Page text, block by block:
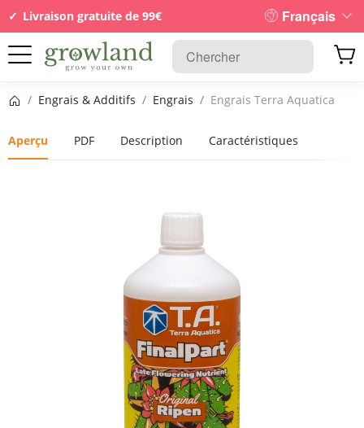
Livraison gratuite de 99€ Français
Page d’accueil
/ Engrais & Additifs / Engrais / Engrais Terra Aquatica
Aperçu PDF Description Caractéristiques